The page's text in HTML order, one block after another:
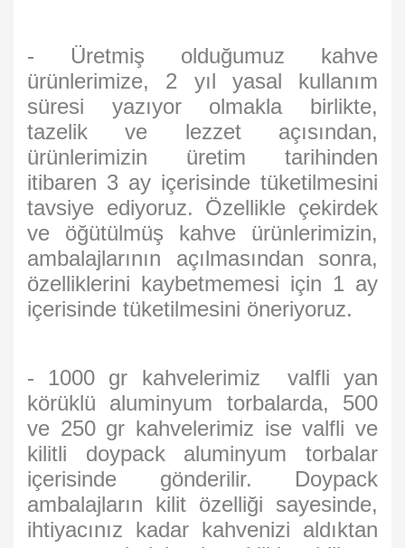
- Üretmiş olduğumuz kahve
ürünlerimize, 2 yıl yasal kullanım
süresi yazıyor olmakla birlikte,
tazelik ve lezzet açısından,
ürünlerimizin üretim tarihinden
itibaren 3 ay içerisinde tüketilmesini
tavsiye ediyoruz. Özellikle çekirdek
ve öğütülmüş kahve ürünlerimizin,
ambalajlarının açılmasından sonra,
özelliklerini kaybetmemesi için 1 ay
içerisinde tüketilmesini öneriyoruz.
- 1000 gr kahvelerimiz valfli yan
körüklü aluminyum torbalarda, 500
ve 250 gr kahvelerimiz ise valfli ve
kilitli doypack aluminyum torbalar
içerisinde gönderilir. Doypack
ambalajların kilit özelliği sayesinde,
ihtiyacınız kadar kahvenizi aldıktan